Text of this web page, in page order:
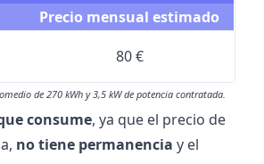
Precio mensual estimado
80 €
de 270 kWh y 3,5 kW de potencia contratada.
consume, ya que el precio de
no tiene permanencia y el